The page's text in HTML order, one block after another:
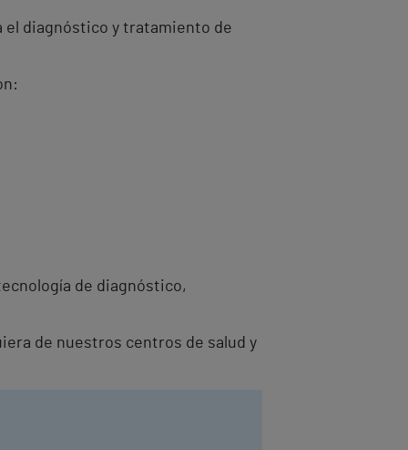
el diagnóstico y tratamiento de
de diagnóstico,
de nuestros centros de salud y